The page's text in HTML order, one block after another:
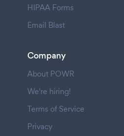
HIPAA Forms
Email Blast
Company
About POWR
We're hiring!
Terms of Service
Privacy